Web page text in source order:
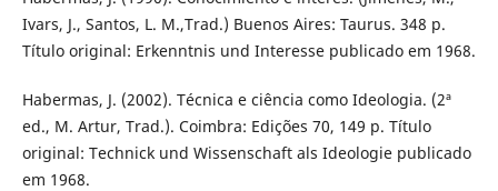
Ivars, J., Santos, L. M.,Trad.) Buenos Aires: Taurus. 348 p.
Título original: Erkenntnis und Interesse publicado em 1968.
Habermas, J. (2002). Técnica e ciência como Ideologia. (2ª
ed., M. Artur, Trad.). Coimbra: Edições 70, 149 p. Título
original: Technick und Wissenschaft als Ideologie publicado
em 1968.